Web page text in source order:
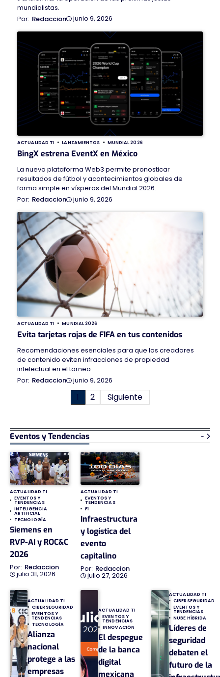
mundialistas.
Redaccion
junio 9, 2026
ACTUALIDAD TI LANZAMIENTOS MUNDIAL 2026
BingX estrena EventX en México
La nueva plataforma Web3 permite pronosticar
resultados de fútbol y acontecimientos globales de
forma simple en vísperas del Mundial 2026.
Redaccion
junio 9, 2026
ACTUALIDAD TI MUNDIAL 2026
Evita tarjetas rojas de FIFA en tus contenidos
Recomendaciones esenciales para que los creadores
de contenido eviten infracciones de propiedad
intelectual en el torneo
Redaccion
junio 9, 2026
entradas
1 2 Siguiente
Eventos y Tendencias -
ACTUALIDAD TI
EVENTOS Y
TENDENCIAS
INTELIGENCIA
ARTIFICIAL
TECNOLOGÍA
Siemens en
RVP-AI y ROC&C
2026
Redaccion
julio 31, 2026
ACTUALIDAD TI
EVENTOS Y
TENDENCIAS
F1
Infraestructura
y logística del
evento
capitalino
Redaccion
julio 27, 2026
ACTUALIDAD TI
CIBERSEGURIDAD
EVENTOS Y
TENDENCIAS
TECNOLOGÍA
Alianza
nacional
protege a las
empresas
ACTUALIDAD TI
EVENTOS Y
TENDENCIAS
INNOVACIÓN
El despegue
de la banca
digital
mexicana
ACTUALIDAD TI
CIBERSEGURIDAD
EVENTOS Y
TENDENCIAS
NUBE HÍBRIDA
Líderes de
seguridad
debaten el
futuro de la